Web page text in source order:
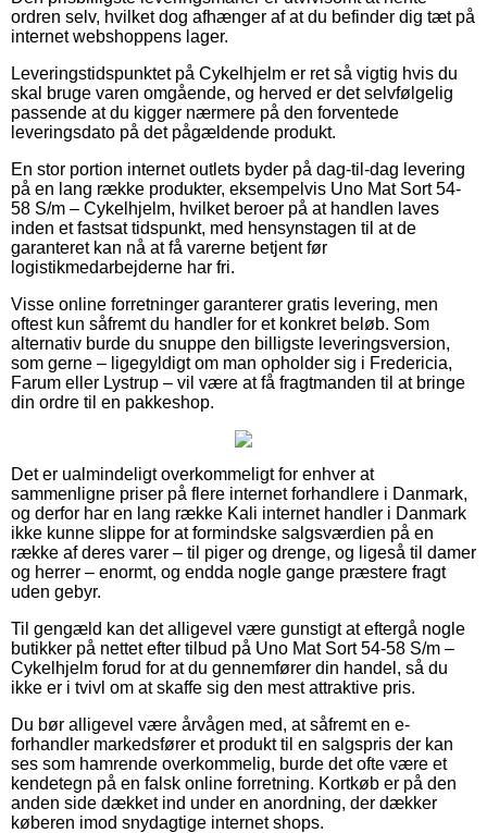
ordren selv, hvilket dog afhænger af at du befinder dig tæt på
internet webshoppens lager.
Leveringstidspunktet på Cykelhjelm er ret så vigtig hvis du
skal bruge varen omgående, og herved er det selvfølgelig
passende at du kigger nærmere på den forventede
leveringsdato på det pågældende produkt.
En stor portion internet outlets byder på dag-til-dag levering
på en lang række produkter, eksempelvis Uno Mat Sort 54-
58 S/m – Cykelhjelm, hvilket beroer på at handlen laves
inden et fastsat tidspunkt, med hensynstagen til at de
garanteret kan nå at få varerne betjent før
logistikmedarbejderne har fri.
Visse online forretninger garanterer gratis levering, men
oftest kun såfremt du handler for et konkret beløb. Som
alternativ burde du snuppe den billigste leveringsversion,
som gerne – ligegyldigt om man opholder sig i Fredericia,
Farum eller Lystrup – vil være at få fragtmanden til at bringe
din ordre til en pakkeshop.
Det er ualmindeligt overkommeligt for enhver at
sammenligne priser på flere internet forhandlere i Danmark,
og derfor har en lang række Kali internet handler i Danmark
ikke kunne slippe for at formindske salgsværdien på en
række af deres varer – til piger og drenge, og ligeså til damer
og herrer – enormt, og endda nogle gange præstere fragt
uden gebyr.
Til gengæld kan det alligevel være gunstigt at eftergå nogle
butikker på nettet efter tilbud på Uno Mat Sort 54-58 S/m –
Cykelhjelm forud for at du gennemfører din handel, så du
ikke er i tvivl om at skaffe sig den mest attraktive pris.
Du bør alligevel være årvågen med, at såfremt en e-
forhandler markedsfører et produkt til en salgspris der kan
ses som hamrende overkommelig, burde det ofte være et
kendetegn på en falsk online forretning. Kortkøb er på den
anden side dækket ind under en anordning, der dækker
køberen imod snydagtige internet shops.